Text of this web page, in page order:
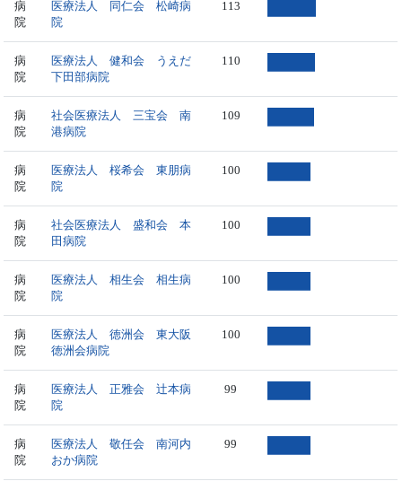
病
院
医療法人 同仁会 松崎病
院
113
病
院
医療法人 健和会 うえだ
下田部病院
110
病
院
社会医療法人 三宝会 南
港病院
109
病
院
医療法人 桜希会 東朋病
院
100
病
院
社会医療法人 盛和会 本
田病院
100
病
院
医療法人 相生会 相生病
院
100
病
院
医療法人 徳洲会 東大阪
徳洲会病院
100
病
院
医療法人 正雅会 辻本病
院
99
病
院
医療法人 敬任会 南河内
おか病院
99